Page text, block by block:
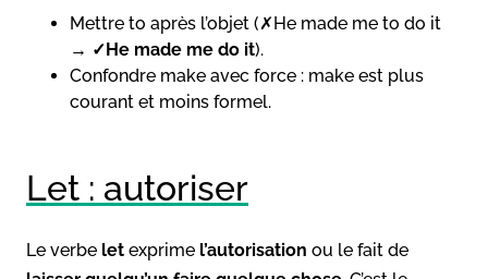
Mettre to après l’objet (✗He made me to do it
→ ✓He made me do it).
Confondre make avec force : make est plus
courant et moins formel.
Let : autoriser
Le verbe let exprime l’autorisation ou le fait de